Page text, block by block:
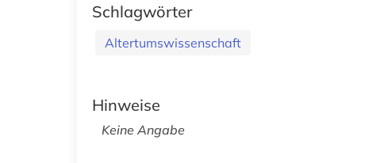
Schlagwörter
Altertumswissenschaft
Hinweise
Keine Angabe